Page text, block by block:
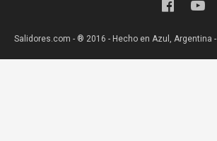
Salidores.com - ® 2016 - Hecho en Azul, Argentina -